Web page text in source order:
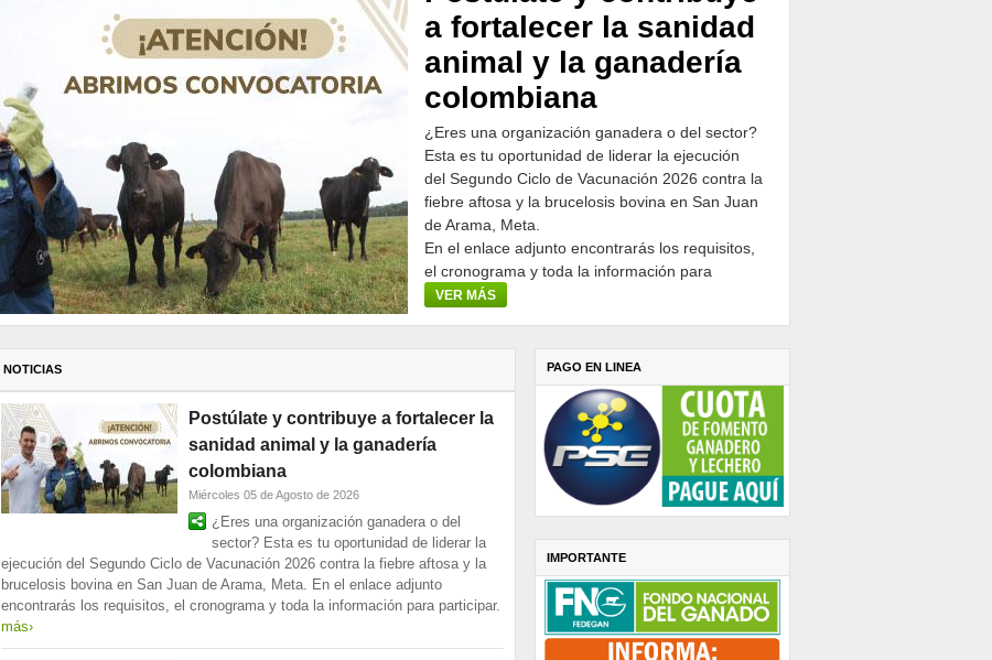
a fortalecer la sanidad
animal y la ganadería
colombiana
¿Eres una organización ganadera o del sector?
Esta es tu oportunidad de liderar la ejecución
del Segundo Ciclo de Vacunación 2026 contra la
fiebre aftosa y la brucelosis bovina en San Juan
de Arama, Meta.
En el enlace adjunto encontrarás los requisitos,
el cronograma y toda la información para
participar.
VER MÁS
NOTICIAS
Postúlate y contribuye a fortalecer la
sanidad animal y la ganadería
colombiana
Miércoles 05 de Agosto de 2026
¿Eres una organización ganadera o del
sector? Esta es tu oportunidad de liderar la
ejecución del Segundo Ciclo de Vacunación 2026 contra la fiebre aftosa y la
brucelosis bovina en San Juan de Arama, Meta. En el enlace adjunto
encontrarás los requisitos, el cronograma y toda la información para participar.
más›
PAGO EN LINEA
IMPORTANTE